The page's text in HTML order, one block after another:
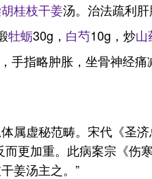
桂枝干姜汤。治法疏利肝
牡蛎30g， 白芍10g，炒山
手指略肿胀，坐骨神经
虚秘范畴。宋代《圣济
更加重。此病案宗《伤
姜汤主之。”